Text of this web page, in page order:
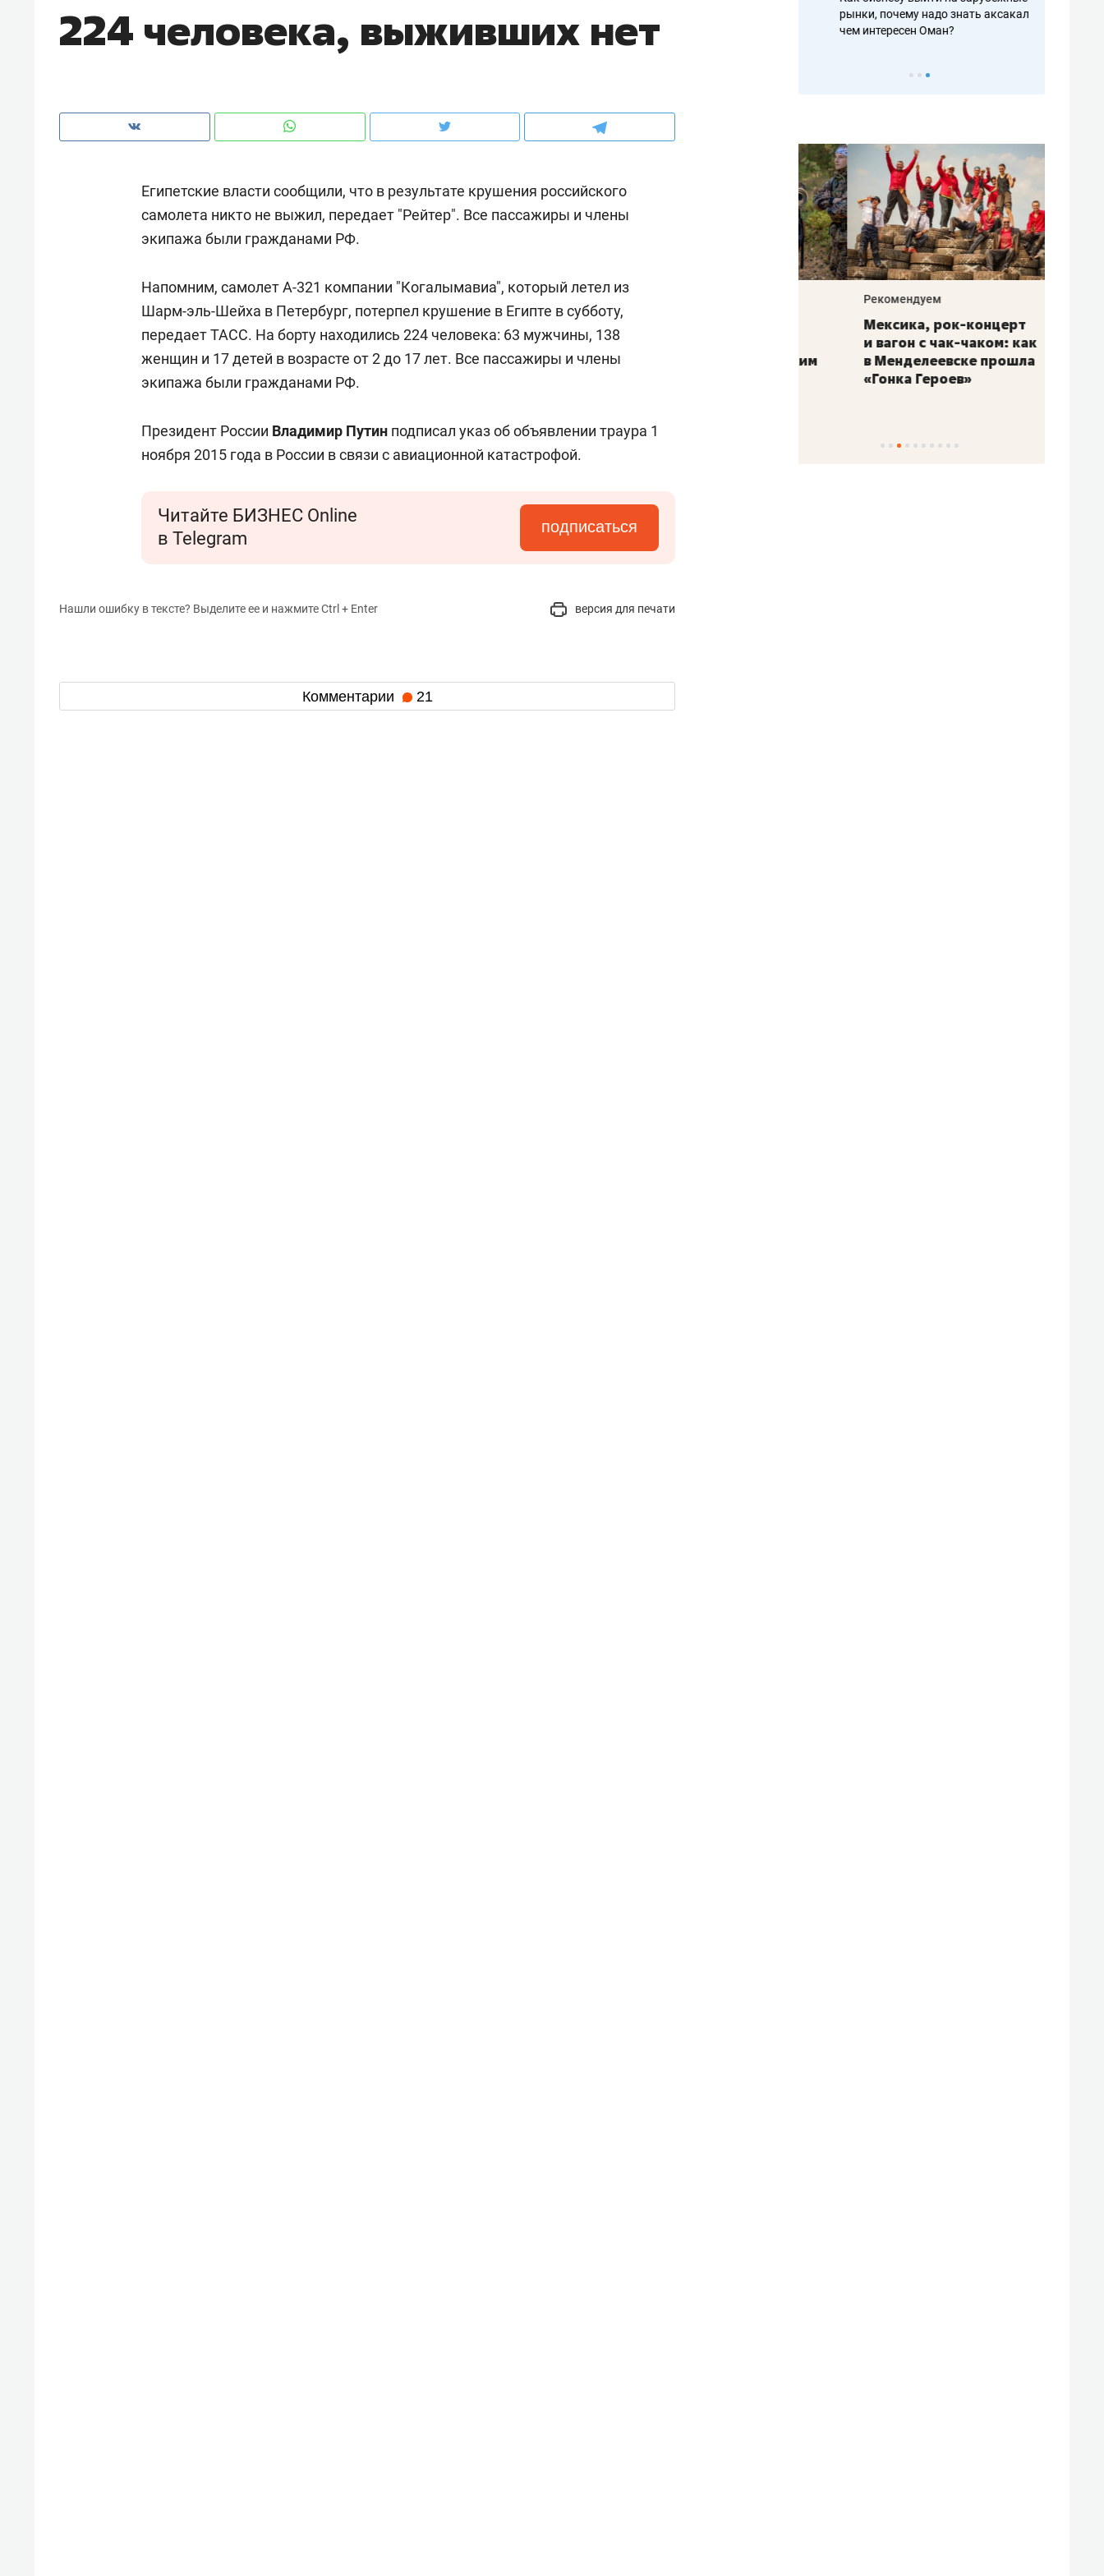
224 человека, выживших нет
Египетские власти сообщили, что в результате крушения российского
самолета никто не выжил, передает "Рейтер". Все пассажиры и члены
экипажа были гражданами РФ.
Напомним, самолет А-321 компании "Когалымавиа", который летел из
Шарм-эль-Шейха в Петербург, потерпел крушение в Египте в субботу,
передает ТАСС. На борту находились 224 человека: 63 мужчины, 138
женщин и 17 детей в возрасте от 2 до 17 лет. Все пассажиры и члены
экипажа были гражданами РФ.
Президент России Владимир Путин подписал указ об объявлении траура 1
ноября 2015 года в России в связи с авиационной катастрофой.
Читайте БИЗНЕС Online
в Telegram
подписаться
Нашли ошибку в тексте? Выделите ее и нажмите Ctrl + Enter версия для печати
Комментарии 21
чем интересен Оман?
клиентах и чудных запросах мастеров
налогах и развитии без кредитов
рынки, почему надо знать аксакалов и
чем интересен Оман?
Как ГК «МИР ГРУПП» и ВТБ
создают оазис жилого
комфорта под Казанью
150 камер до квартиры и Face
ID вместо ключа: какой будет
безопасность в ЖК «Нова»
Опыт выживания в дикой
природе, работа
с ментальным и физическим
Рекомендуем
Мексика, рок-концерт
и вагон с чак-чаком: как
в Менделеевске прошла
«Гонка Героев»